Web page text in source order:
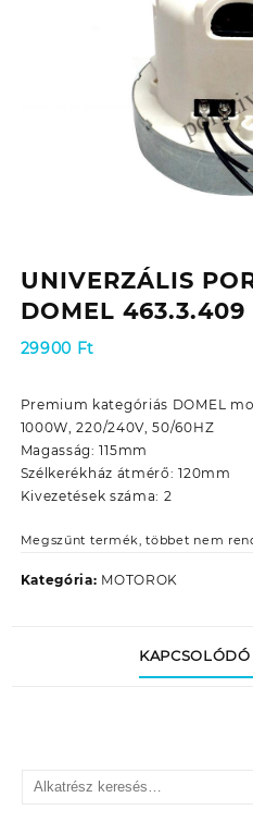
UNIVERZÁLIS
DOMEL
29900 Ft
Premium kategóriás DOMEL
1000W, 220/240V, 50/60HZ
Magasság: 115mm
Szélkerékház átmérő: 120mm
Kivezetések száma: 2
Megszűnt termék, többet nem
Kategória: MOTOROK
Keresés